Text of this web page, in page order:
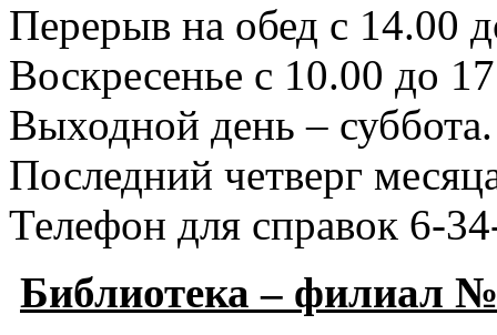
Перерыв на обед с 14.00
Воскресенье с 10.00 до
Выходной день – суббота.
Последний четверг
Телефон для справок 6-
Библиотека – филиал